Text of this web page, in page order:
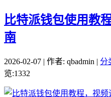
比特派钱包使用教
南
2026-02-07 | 作者: qbadmin | 分
览:1332